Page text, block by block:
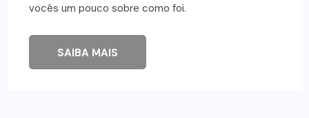
vocês um pouco sobre como foi.
SAIBA MAIS